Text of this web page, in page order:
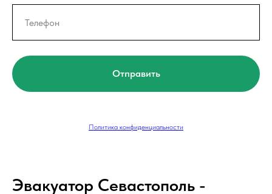
Отправить
Политика конфиденциальности
Эвакуатор Севастополь -